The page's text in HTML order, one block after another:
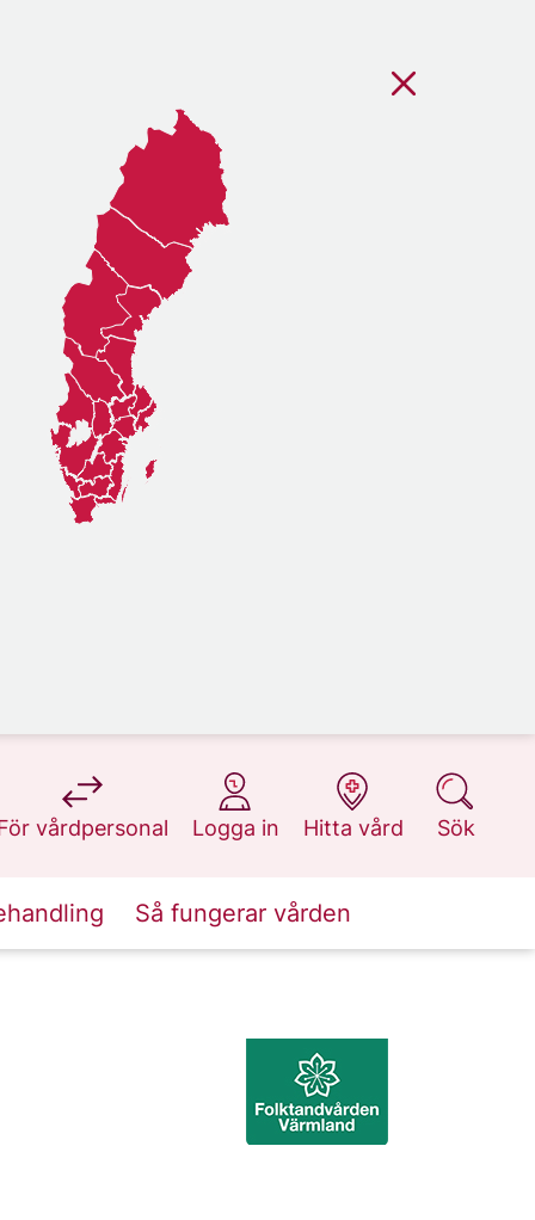
vårdpersonal
på 1177.se
Logga in
på 1177.se
Hitta vård
på 1177.se
Sök
på 1177.se
Så fungerar vården